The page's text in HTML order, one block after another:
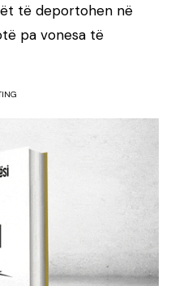
të deportohen në
pa vonesa të